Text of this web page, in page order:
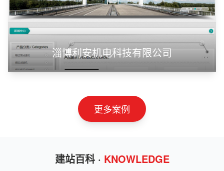
淄博利安机电科技有限公司
更多案例
建站百科 · KNOWLEDGE